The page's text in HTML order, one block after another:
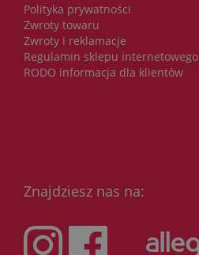
Polityka prywatności
Zwroty towaru
Zwroty i reklamacje
Regulamin sklepu internetowego
RODO informacja dla klientów
Znajdziesz nas na: